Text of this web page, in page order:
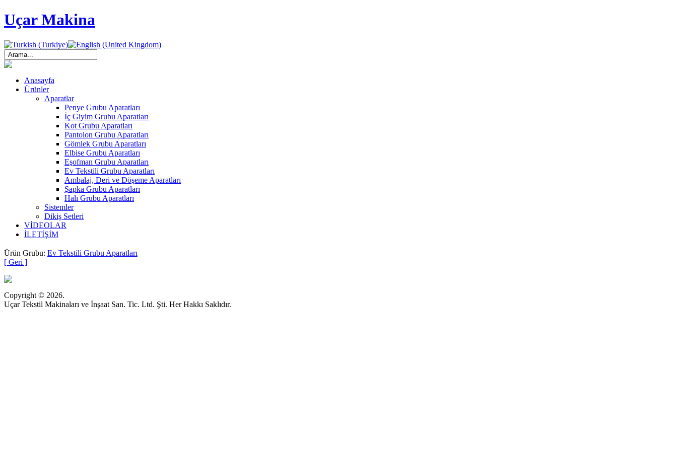
Uçar Makina
Anasayfa
Ürünler
Aparatlar
Penye Grubu Aparatları
İç Giyim Grubu Aparatları
Kot Grubu Aparatları
Pantolon Grubu Aparatları
Gömlek Grubu Aparatları
Elbise Grubu Aparatları
Eşofman Grubu Aparatları
Ev Tekstili Grubu Aparatları
Ambalaj, Deri ve Döşeme Aparatları
Şapka Grubu Aparatları
Halı Grubu Aparatları
Sistemler
Dikiş Setleri
VİDEOLAR
İLETİŞİM
Ürün Grubu: Ev Tekstili Grubu Aparatları
[ Geri ]
Copyright © 2026.
Uçar Tekstil Makinaları ve İnşaat San. Tic. Ltd. Şti. Her Hakkı Saklıdır.